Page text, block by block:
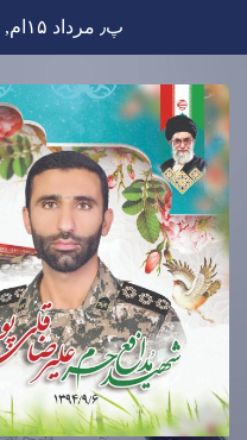
to
content
پ٫ مرداد ۱۵ام, ۱۴۰۵